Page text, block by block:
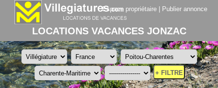
Espace propriétaire Publier annonce
LOCATIONS VACANCES JONZAC
+ FILTRE